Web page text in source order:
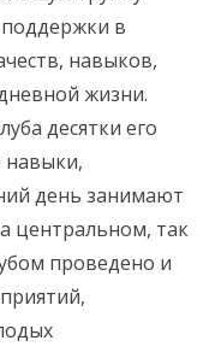
в
навыков,
жизни.
десятки его
навыки,
день занимают
центральном, так
проведено и